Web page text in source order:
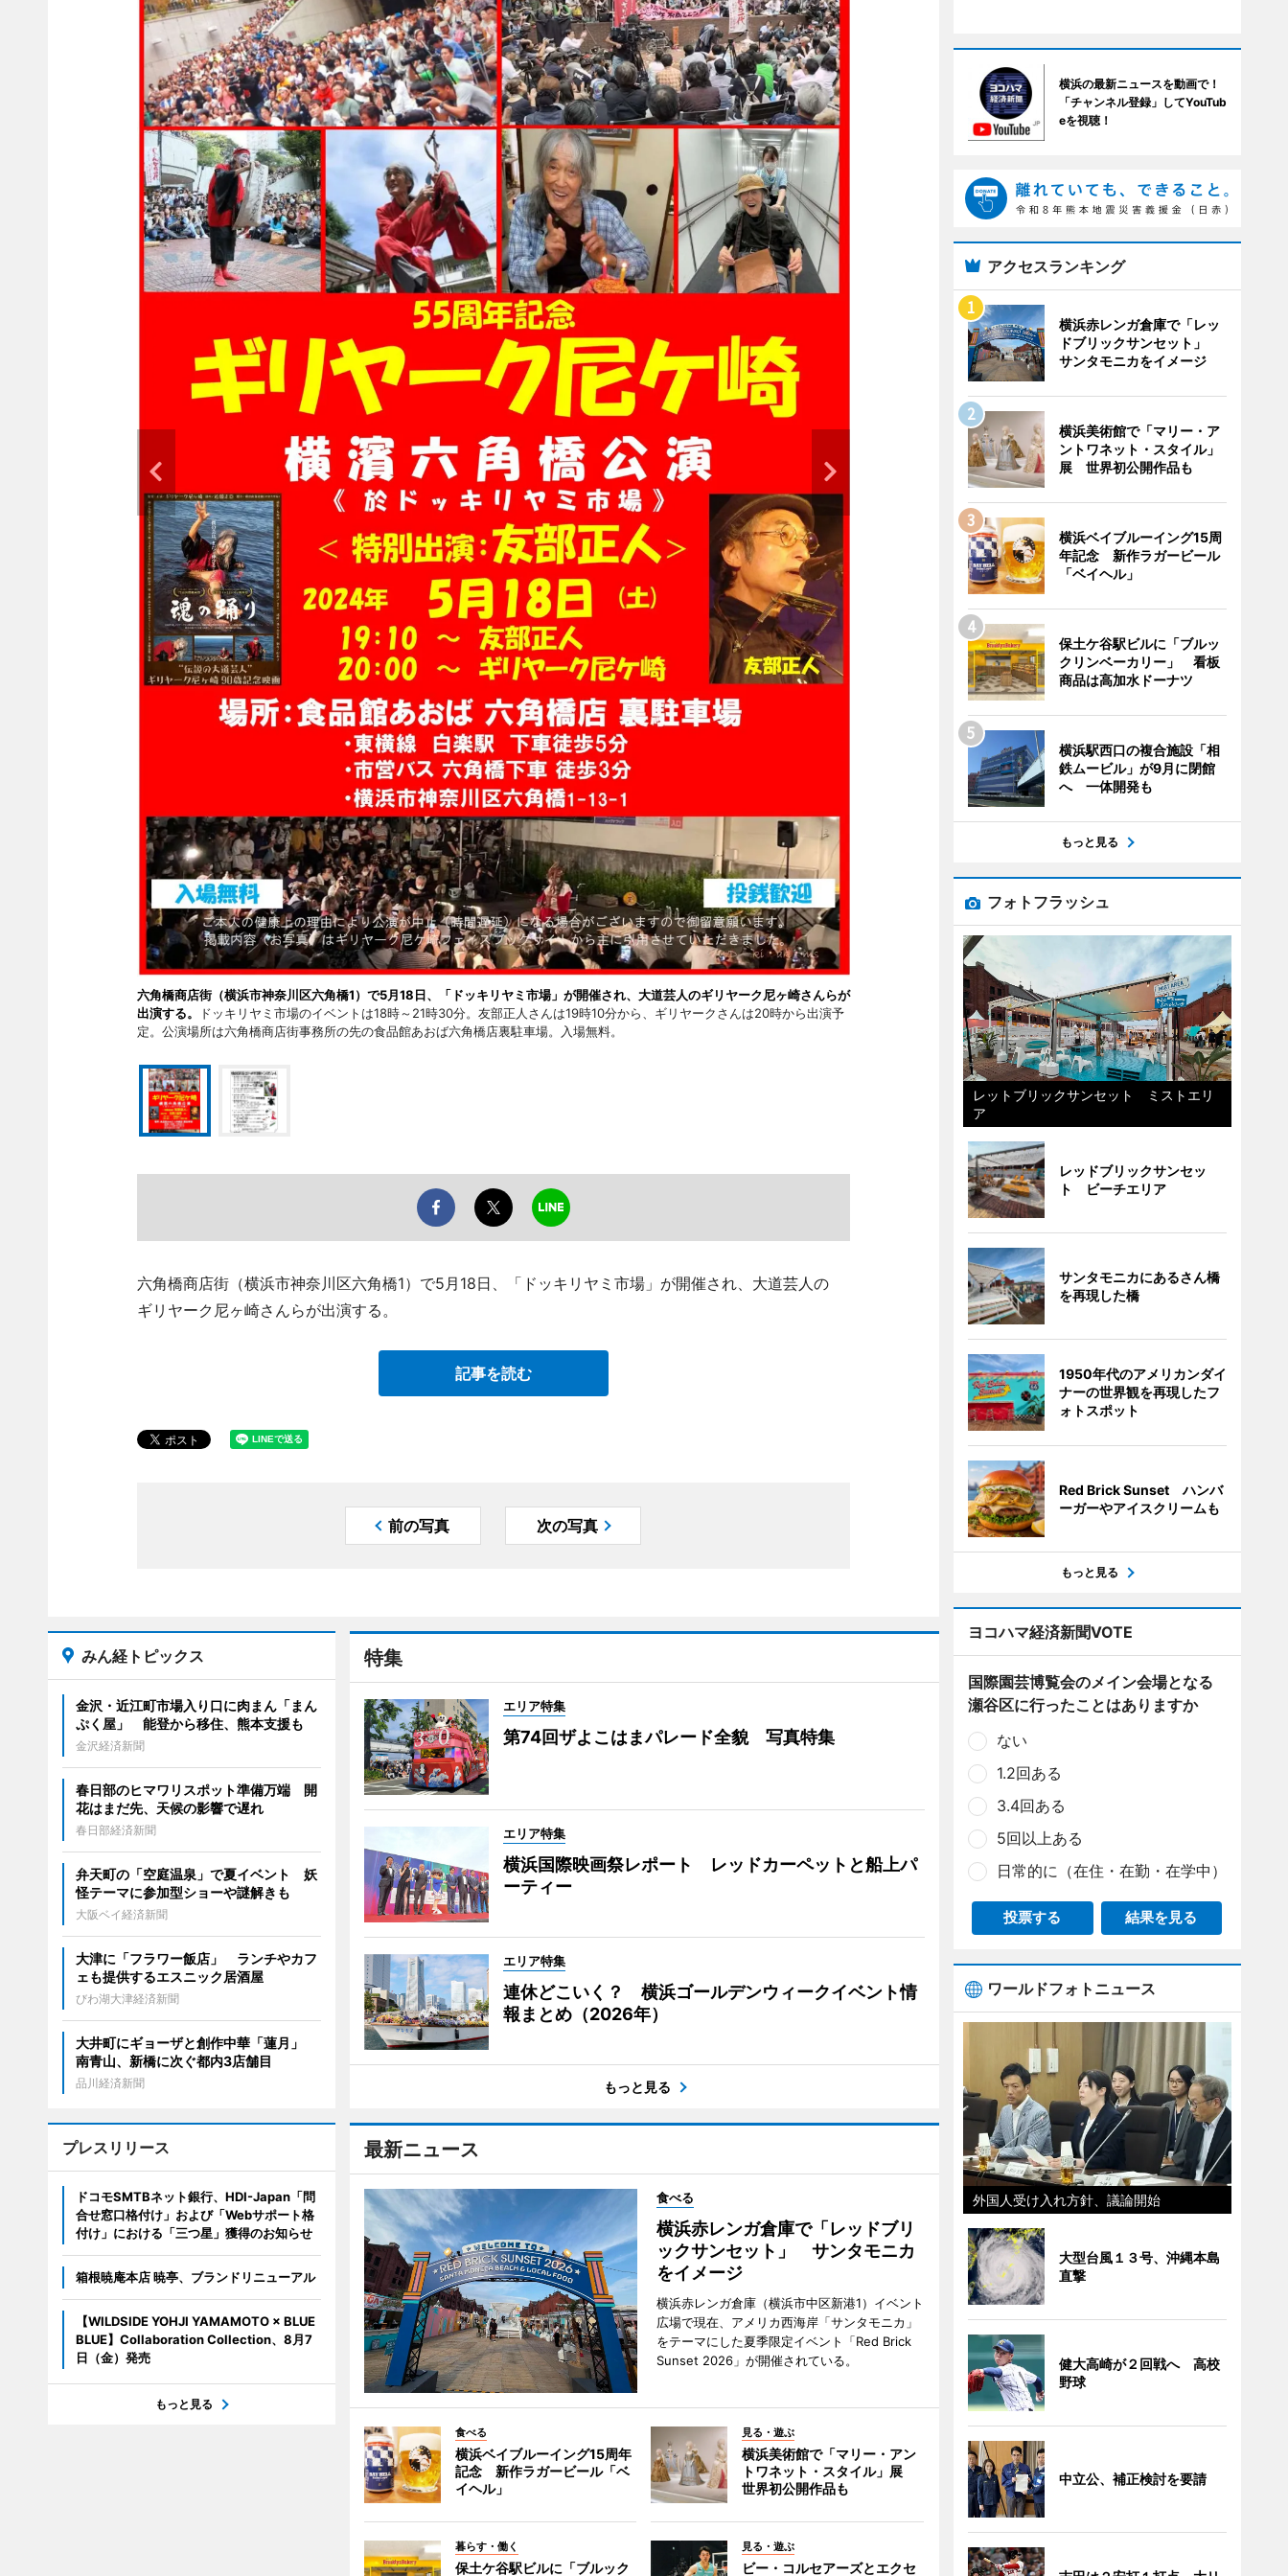
六角橋商店街（横浜市神奈川区六角橋1）で5月18日、「ドッキリヤミ市場」が開催され、大道芸人のギリヤーク尼ヶ崎さんらが
出演する。
ドッキリヤミ市場のイベントは18時～21時30分。友部正人さんは19時10分から、ギリヤークさんは20時から出演予
定。公演場所は六角橋商店街事務所の先の食品館あおば六角橋店裏駐車場。入場無料。
六角橋商店街（横浜市神奈川区六角橋1）で5月18日、「ドッキリヤミ市場」が開催され、大道芸人の
ギリヤーク尼ヶ崎さんらが出演する。
記事を読む
前の写真 次の写真
特集
エリア特集
第74回ザよこはまパレード全貌 写真特集
エリア特集
横浜国際映画祭レポート レッドカーペットと船上パ
ーティー
エリア特集
連休どこいく？ 横浜ゴールデンウィークイベント情
報まとめ（2026年）
もっと見る
最新ニュース
食べる
横浜赤レンガ倉庫で「レッドブリ
ックサンセット」 サンタモニカ
をイメージ
横浜赤レンガ倉庫（横浜市中区新港1）イベント
広場で現在、アメリカ西海岸「サンタモニカ」
をテーマにした夏季限定イベント「Red Brick
Sunset 2026」が開催されている。
食べる
横浜ベイブルーイング15周年
記念 新作ラガービール「ベ
イヘル」
見る・遊ぶ
横浜美術館で「マリー・アン
トワネット・スタイル」展
世界初公開作品も
暮らす・働く
保土ケ谷駅ビルに「ブルック
見る・遊ぶ
ビー・コルセアーズとエクセ
みん経トピックス
金沢・近江町市場入り口に肉まん「まん
ぷく屋」 能登から移住、熊本支援も
金沢経済新聞
春日部のヒマワリスポット準備万端 開
花はまだ先、天候の影響で遅れ
春日部経済新聞
弁天町の「空庭温泉」で夏イベント 妖
怪テーマに参加型ショーや謎解きも
大阪ベイ経済新聞
大津に「フラワー飯店」 ランチやカフ
ェも提供するエスニック居酒屋
びわ湖大津経済新聞
大井町にギョーザと創作中華「蓮月」
南青山、新橋に次ぐ都内3店舗目
品川経済新聞
プレスリリース
ドコモSMTBネット銀行、HDI-Japan「問
合せ窓口格付け」および「Webサポート格
付け」における「三つ星」獲得のお知らせ
箱根暁庵本店 暁亭、ブランドリニューアル
【WILDSIDE YOHJI YAMAMOTO × BLUE
BLUE】Collaboration Collection、8月7
日（金）発売
もっと見る
横浜の最新ニュースを動画で！
「チャンネル登録」してYouTub
eを視聴！
アクセスランキング
横浜赤レンガ倉庫で「レッ
ドブリックサンセット」
サンタモニカをイメージ
横浜美術館で「マリー・ア
ントワネット・スタイル」
展 世界初公開作品も
横浜ベイブルーイング15周
年記念 新作ラガービール
「ベイヘル」
保土ケ谷駅ビルに「ブルッ
クリンベーカリー」 看板
商品は高加水ドーナツ
横浜駅西口の複合施設「相
鉄ムービル」が9月に閉館
へ 一体開発も
もっと見る
フォトフラッシュ
レットブリックサンセット ミストエリ
ア
レッドブリックサンセッ
ト ビーチエリア
サンタモニカにあるさん橋
を再現した橋
1950年代のアメリカンダイ
ナーの世界観を再現したフ
ォトスポット
Red Brick Sunset ハンバ
ーガーやアイスクリームも
もっと見る
ヨコハマ経済新聞VOTE
国際園芸博覧会のメイン会場となる
瀬谷区に行ったことはありますか
ない
1.2回ある
3.4回ある
5回以上ある
日常的に（在住・在勤・在学中）
投票する 結果を見る
ワールドフォトニュース
外国人受け入れ方針、議論開始
大型台風１３号、沖縄本島
直撃
健大高崎が２回戦へ 高校
野球
中立公、補正検討を要請